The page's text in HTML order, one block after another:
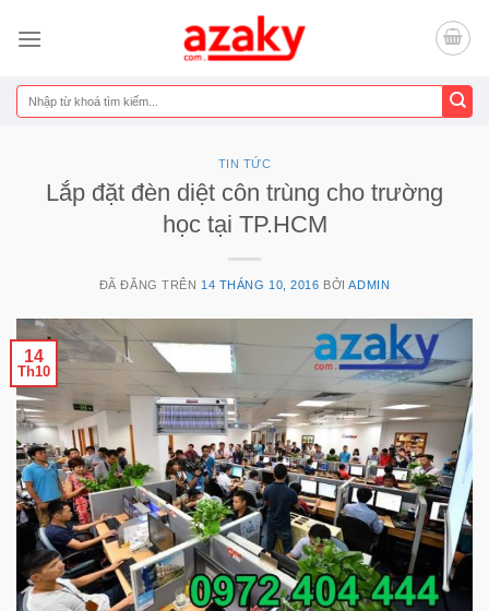
đến
dung
Tìm
kiếm:
TIN TỨC
Lắp đặt đèn diệt côn trùng cho trường
học tại TP.HCM
ĐÃ ĐĂNG TRÊN 14 THÁNG 10, 2016 BỞIADMIN
14
Th10